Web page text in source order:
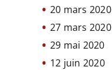
20 mars 2020
27 mars 2020
29 mai 2020
12 juin 2020